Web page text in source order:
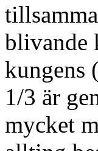
blivande
kungens
1/3 är
mycket